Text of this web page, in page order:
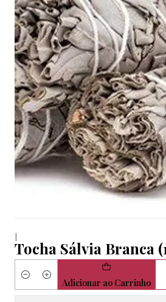
|
Tocha Sálvia Branca
QuantidadeAdicionar ao Carrinho